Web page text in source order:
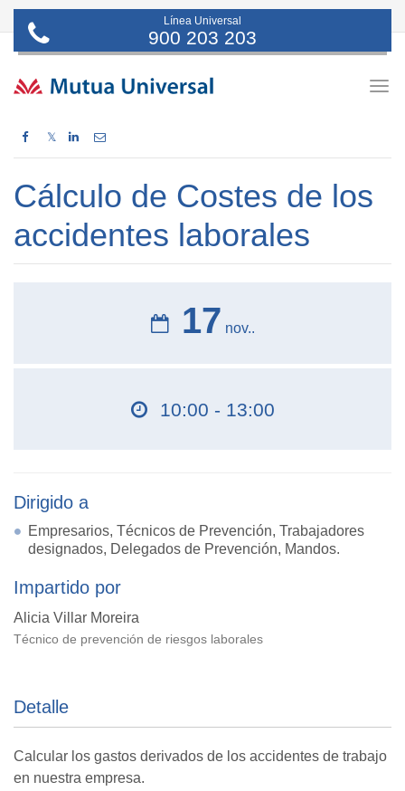
Línea Universal
900 203 203
𝕏
Cálculo de Costes de los
accidentes laborales
17 nov..
10:00 - 13:00
Dirigido a
Empresarios, Técnicos de Prevención, Trabajadores
designados, Delegados de Prevención, Mandos.
Impartido por
Alicia Villar Moreira
Técnico de prevención de riesgos laborales
Detalle
Calcular los gastos derivados de los accidentes de trabajo
en nuestra empresa.